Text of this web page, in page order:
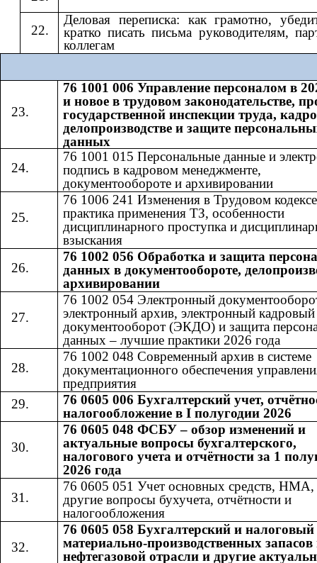
Деловая переписка: как грамотно,
кратко писать письма руководителям,
коллегам
76 1001 006 Управление персоналом в
и новое в трудовом законодательстве,
государственной инспекции труда,
делопроизводстве и защите
данных
76 1001 015 Персональные данные и
подпись в кадровом менеджменте,
документообороте и архивировании
76 1006 241 Изменения в Трудовом
практика применения ТЗ, особенности
дисциплинарного проступка и
взыскания
76 1002 056 Обработка и защита
данных в документообороте,
архивировании
76 1002 054 Электронный
электронный архив, электронный кадровый
документооборот (ЭКДО) и защита
данных – лучшие практики 2026 года
76 1002 048 Современный архив в системе
документационного обеспечения
предприятия
76 0605 006 Бухгалтерский учет,
налогообложение в I полугодии 2026
76 0605 048 ФСБУ – обзор изменений и
актуальные вопросы бухгалтерского,
налогового учета и отчётности за 1
2026 года
76 0605 051 Учет основных средств,
другие вопросы бухучета, отчётности и
налогообложения
76 0605 058 Бухгалтерский и налоговый
материально-производственных запасов
нефтегазовой отрасли и другие